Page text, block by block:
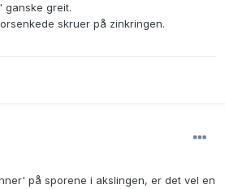
ganske greit.
skruer på zinkringen.
på sporene i akslingen, er det vel en